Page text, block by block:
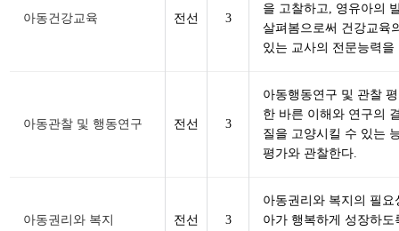
아동건강교육 전선 3
을 고찰하고, 영유아의
살펴봄으로써 건강교육
있는 교사의 전문능력
아동관찰 및 행동연구 전선 3
아동행동연구 및 관찰
한 바른 이해와 연구의
질을 고양시킬 수 있는
평가와 관찰한다.
아동권리와 복지 전선 3
아동권리와 복지의 필
아가 행복하게 성장하